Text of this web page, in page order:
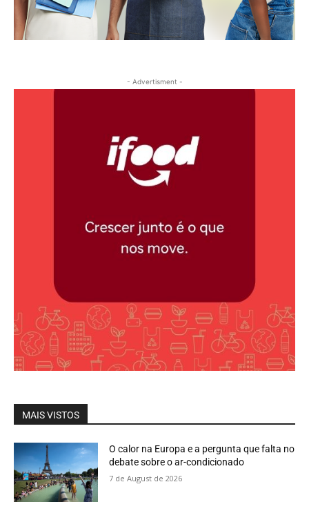
- Advertisment -
MAIS VISTOS
O calor na Europa e a pergunta que falta no
debate sobre o ar-condicionado
7 de August de 2026